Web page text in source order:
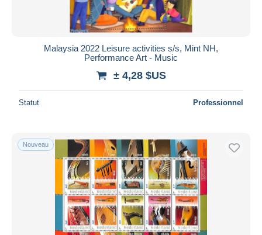
Malaysia 2022 Leisure activities s/s, Mint NH,
Performance Art - Music
± 4,28 $US
Statut Professionnel
Nouveau